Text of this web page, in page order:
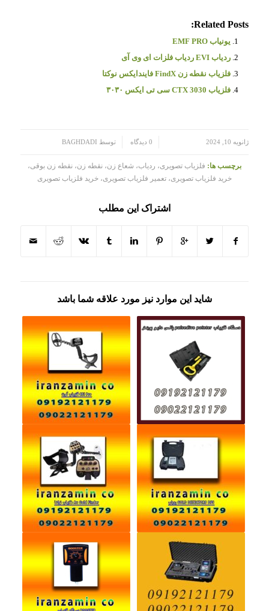
Related Posts:
یونیاب EMF PRO
ردیاب EVI ردیاب فلزات ای وی آی
فلزیاب نقطه زن FindX فایندایکس نوکتا
فلزیاب CTX 3030 سی تی ایکس ۳۰۳۰
ژانویه 10, 2024 0 دیدگاه توسط BAGHDADI
برچسب ها: فلزیاب تصویری، ردیاب، شعاع زن، نقطه زن، نقطه زن بوقی،
خرید فلزیاب تصویری، تعمیر فلزیاب تصویری، خرید فلزیاب تصویری
اشتراک این مطلب
شاید این موارد نیز مورد علاقه شما باشد